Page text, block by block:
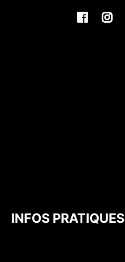
INFOS PRATIQUES